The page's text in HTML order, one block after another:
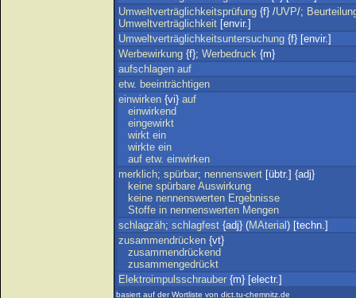
Umweltverträglichkeitsprüfung {f} /UVP/;
Umweltverträglichkeit [envir.]
Umweltverträglichkeitsuntersuchung {f} [envir.]
Werbewirkung {f}; Werbedruck {m}
aufschlagen auf
etw. beeinträchtigen
einwirken {vi} auf
einwirkend
eingewirkt
wirkt ein
wirkte ein
auf etw. einwirken
merklich; spürbar; nennenswert [übtr.] {adj}
keine spürbare Auswirkung
keine nennenswerten Ergebnisse
Stoffe in nennenswerten Mengen
schlagzäh; schlagfest {adj} (MAterial) [techn.]
zusammendrücken {vt}
zusammendrückend
zusammengedrückt
Elektroimpulsschrauber {m} [electr.]
basiert auf der Wortliste von dict.tu-chemnitz.de